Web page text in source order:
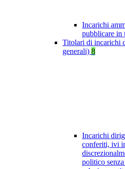
Incarichi
pubblicare in
Titolari di incarichi
generali) 8
Incarichi
conferiti, ivi
politico